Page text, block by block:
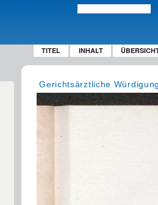
TITEL INHALT
Gerichtsärztliche